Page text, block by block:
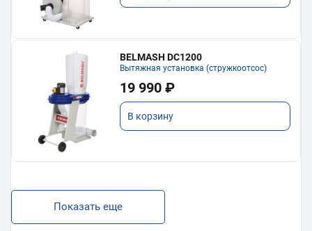
BELMASH DC1200
Вытяжная установка (стружкоотсос)
19 990 ₽
В корзину
Показать еще